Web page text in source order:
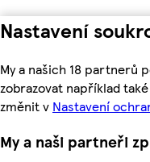
Nastavení
My a našich 18 partnerů
zobrazovat například
změnit v Nastavení
My a naši partneři